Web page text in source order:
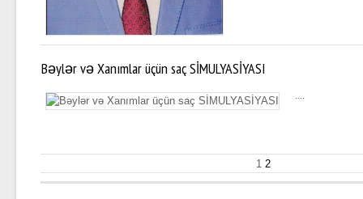
Bəylər və Xanımlar üçün saç SİMULYASİYASI
....
1 2